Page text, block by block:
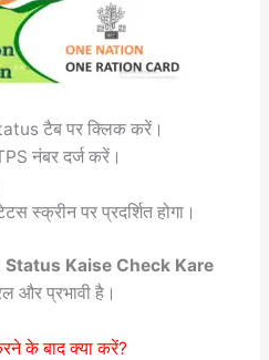
टैब पर क्लिक करें।
नंबर दर्ज करें।
स्क्रीन पर प्रदर्शित होगा।
Kaise Check Kare
और प्रभावी है।
के बाद क्या करें?